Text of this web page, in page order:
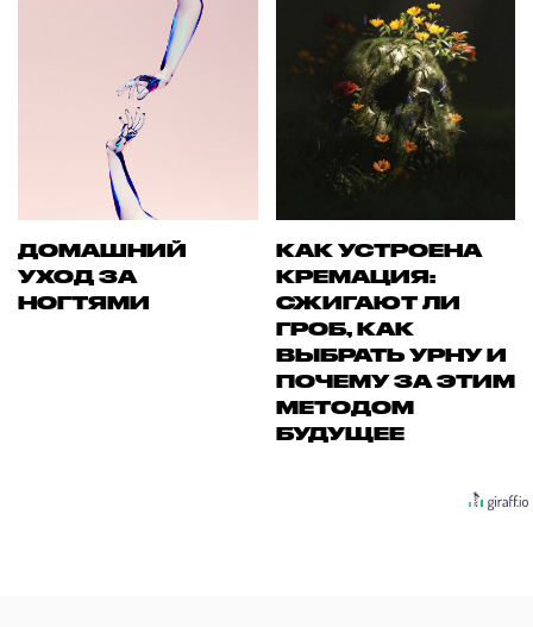
ДОМАШНИЙ
УХОД ЗА
НОГТЯМИ
КАК УСТРОЕНА
КРЕМАЦИЯ:
СЖИГАЮТ ЛИ
ГРОБ, КАК
ВЫБРАТЬ УРНУ И
ПОЧЕМУ ЗА ЭТИМ
МЕТОДОМ
БУДУЩЕЕ